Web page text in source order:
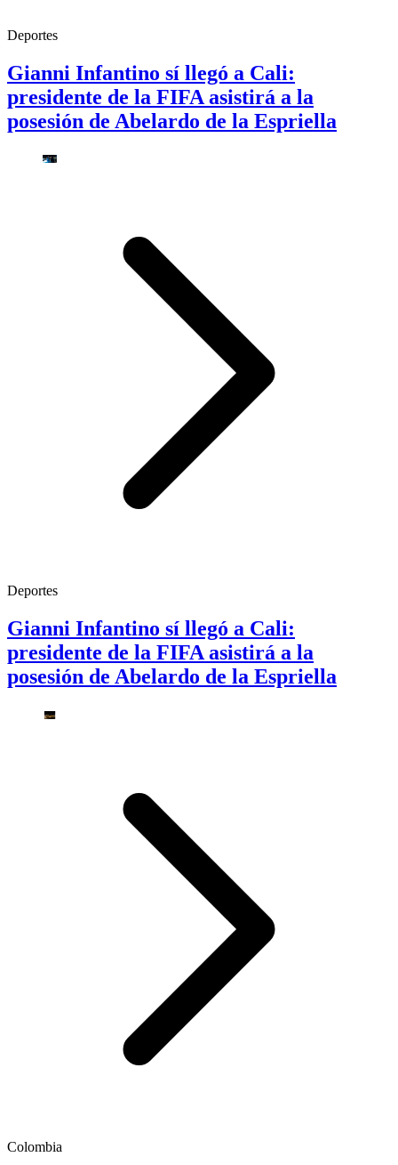
Deportes
Gianni Infantino sí llegó a Cali:
presidente de la FIFA asistirá a la
posesión de Abelardo de la Espriella
Deportes
Gianni Infantino sí llegó a Cali:
presidente de la FIFA asistirá a la
posesión de Abelardo de la Espriella
Colombia